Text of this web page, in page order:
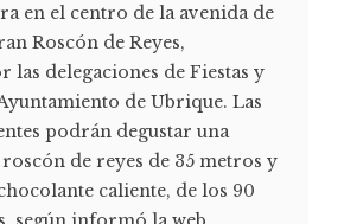
en el centro de la avenida de
Roscón de Reyes,
las delegaciones de Fiestas y
de Ubrique. Las
podrán degustar una
de reyes de 35 metros y
caliente, de los 90